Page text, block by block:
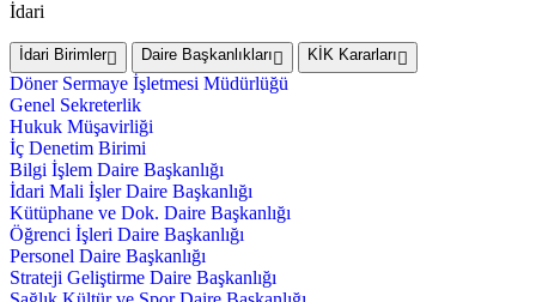
İdari
İdari Birimler Daire Başkanlıkları KİK Kararları
Döner Sermaye İşletmesi Müdürlüğü
Genel Sekreterlik
Hukuk Müşavirliği
İç Denetim Birimi
Bilgi İşlem Daire Başkanlığı
İdari Mali İşler Daire Başkanlığı
Kütüphane ve Dok. Daire Başkanlığı
Öğrenci İşleri Daire Başkanlığı
Personel Daire Başkanlığı
Strateji Geliştirme Daire Başkanlığı